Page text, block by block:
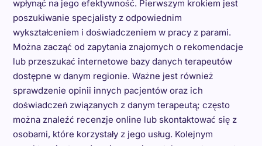
wpłynąć na jego efektywność. Pierwszym krokiem jest
poszukiwanie specjalisty z odpowiednim
wykształceniem i doświadczeniem w pracy z parami.
Można zacząć od zapytania znajomych o rekomendacje
lub przeszukać internetowe bazy danych terapeutów
dostępne w danym regionie. Ważne jest również
sprawdzenie opinii innych pacjentów oraz ich
doświadczeń związanych z danym terapeutą; często
można znaleźć recenzje online lub skontaktować się z
osobami, które korzystały z jego usług. Kolejnym